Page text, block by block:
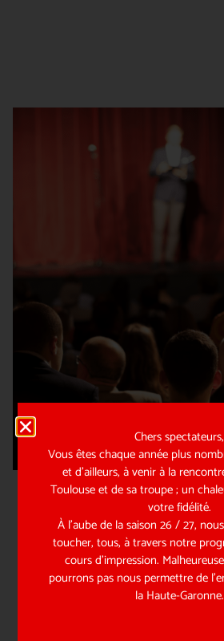
Chers spectateurs,
Vous êtes chaque année plus
et d’ailleurs, à venir à la
Toulouse et de sa troupe ; un
votre fidélité.
À l’aube de la saison 26 / 27,
toucher, tous, à travers notre
cours d’impression.
pourrons pas nous permettre de
la Haute-Garonne.